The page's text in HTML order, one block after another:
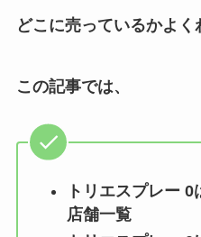
どこに売っているかよく
この記事では、
トリエスプレー 0
店舗一覧